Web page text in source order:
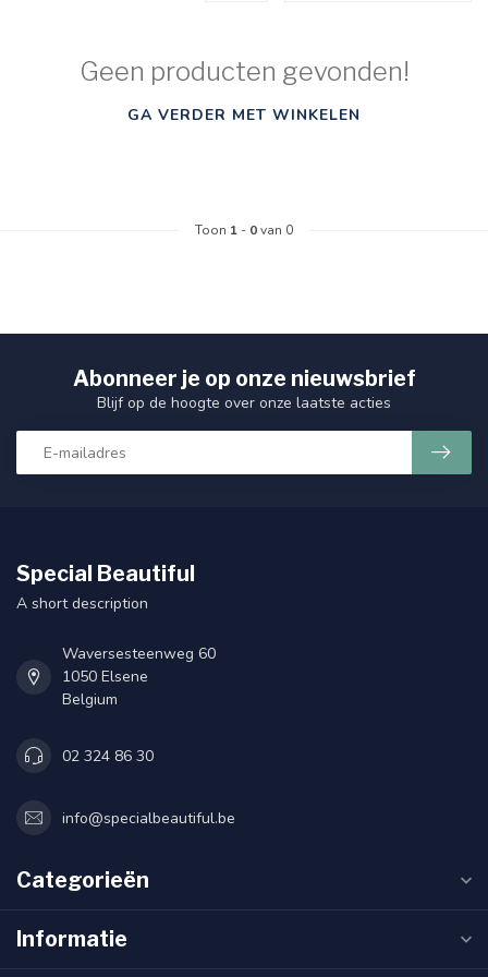
Geen producten gevonden!
GA VERDER MET WINKELEN
Toon 1 - 0van 0
Abonneer je op onze nieuwsbrief
Blijf op de hoogte over onze laatste acties
Special Beautiful
A short description
Waversesteenweg 60
1050 Elsene
Belgium
02 324 86 30
info@specialbeautiful.be
Categorieën
Informatie